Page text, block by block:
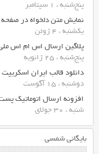
پنج‌شنبه ، 1 سپتامبر
نمایش متن دلخواه در
یکشنبه ، 4 ژوئن
پلاگین ارسال اس ام اس
پنج‌شنبه ، 25 ژانویه
دانلود قالب ایران
دوشنبه ، 15 آگوست
افزونه ارسال اتوماتیک
شنبه ، 30 جولای
بایگانی شمسی